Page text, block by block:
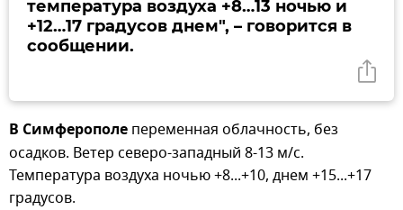
температура воздуха +8…13 ночью и
+12…17 градусов днем", – говорится в
сообщении.
В Симферополе переменная облачность, без
осадков. Ветер северо-западный 8-13 м/с.
Температура воздуха ночью +8...+10, днем +15...+17
градусов.